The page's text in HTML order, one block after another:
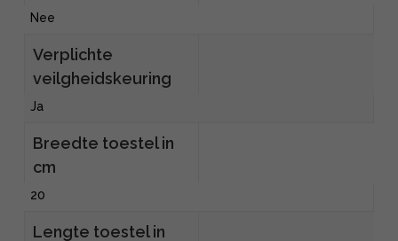
Nee
Verplichte
veilgheidskeuring
Ja
Breedte toestel in
cm
20
Lengte toestel in